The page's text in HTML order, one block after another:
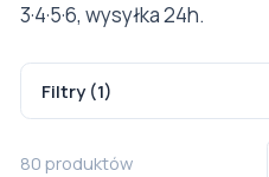
3·4·5·6, wysyłka 24h.
Filtry(1)
80 produktów